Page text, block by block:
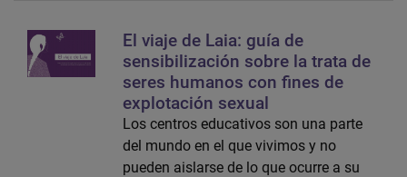
El viaje de Laia: guía de
sensibilización sobre la trata de
seres humanos con fines de
explotación sexual
Los centros educativos son una parte
del mundo en el que vivimos y no
pueden aislarse de lo que ocurre a su